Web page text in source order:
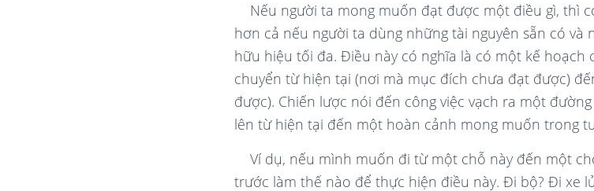
Nếu người ta mong muốn đạt được một điều gì, thì
hơn cả nếu người ta dùng những tài nguyên sẵn có
hữu hiệu tối đa. Điều này có nghĩa là có một kế hoạch
chuyển từ hiện tại (nơi mà mục đích chưa đạt được)
được). Chiến lược nói đến công việc vạch ra một
lên từ hiện tại đến một hoàn cảnh mong muốn trong
Ví dụ, nếu mình muốn đi từ một chỗ này đến một
trước làm thế nào để thực hiện điều này. Đi bộ? Đi xe